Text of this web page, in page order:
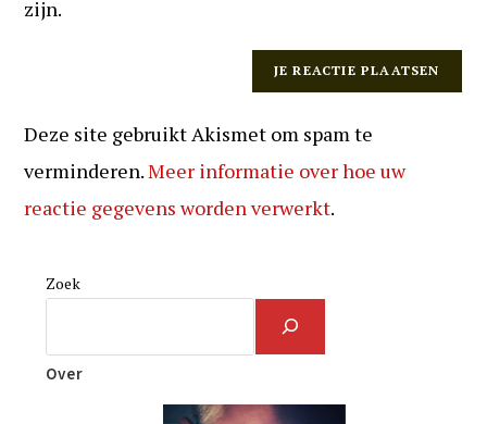
zijn.
Deze site gebruikt Akismet om spam te
verminderen.Meer informatie over hoe uw
reactie gegevens worden verwerkt.
Zoek
Over